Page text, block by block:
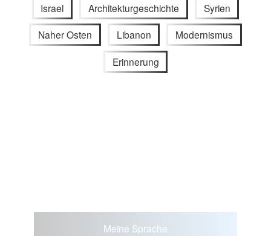
Israel Architekturgeschichte Syrien
Naher Osten Libanon Modernismus
Erinnerung
Meine Sprache